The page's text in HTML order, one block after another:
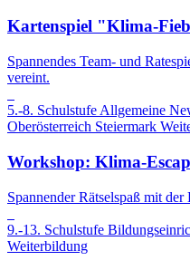
Kartenspiel "Klima-
Spannendes Team- und
vereint.
5.-8. Schulstufe Allgemeine
Oberösterreich Steiermark
Workshop: Klima-
Spannender Rätselspaß mit
9.-13. Schulstufe
Weiterbildung